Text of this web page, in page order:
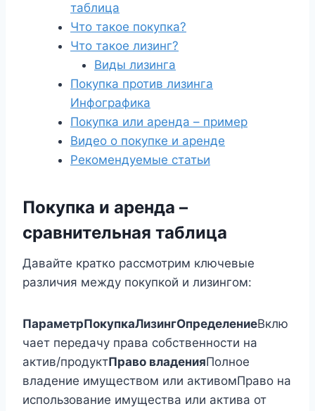
таблица
Что такое покупка?
Что такое лизинг?
Виды лизинга
Покупка против лизинга
Инфографика
Покупка или аренда – пример
Видео о покупке и аренде
Рекомендуемые статьи
Покупка и аренда –
сравнительная таблица
Давайте кратко рассмотрим ключевые
различия между покупкой и лизингом:
ПараметрПокупкаЛизингОпределениеВклю
чает передачу права собственности на
актив/продуктПраво владенияПолное
владение имуществом или активомПраво на
использование имущества или актива от